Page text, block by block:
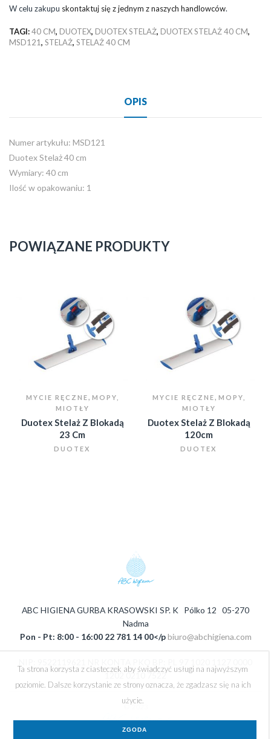
Ta strona korzysta z ciasteczek aby świadczyć usługi na najwyższym
poziomie. Dalsze korzystanie ze strony oznacza, że zgadzasz się na ich
użycie.
ZGODA
W celu zakupu skontaktuj się z jednym z naszych handlowców.
TAGI:40 CM, DUOTEX, DUOTEX STELAŻ, DUOTEX STELAŻ 40 CM,
MSD121, STELAŻ, STELAŻ 40 CM
OPIS
Numer artykułu: MSD121
Duotex Stelaż 40 cm
Wymiary: 40 cm
Ilość w opakowaniu: 1
POWIĄZANE PRODUKTY
MYCIE RĘCZNE, MOPY,
MIOTŁY
Duotex Stelaż Z Blokadą
23 Cm
DUOTEX
MYCIE RĘCZNE, MOPY,
MIOTŁY
Duotex Stelaż Z Blokadą
120cm
DUOTEX
ABC HIGIENA GURBA KRASOWSKI SP. K Pólko 12 05-270
Nadma
Pon - Pt: 8:00 - 16:00 22 781 14 00</pbiuro@abchigiena.com
1202 0210 7522
© 2023